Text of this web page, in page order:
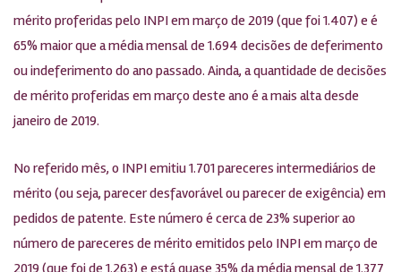
mérito proferidas pelo INPI em março de 2019 (que foi 1.407) e é
65% maior que a média mensal de 1.694 decisões de deferimento
ou indeferimento do ano passado. Ainda, a quantidade de decisões
de mérito proferidas em março deste ano é a mais alta desde
janeiro de 2019.
No referido mês, o INPI emitiu 1.701 pareceres intermediários de
mérito (ou seja, parecer desfavorável ou parecer de exigência) em
pedidos de patente. Este número é cerca de 23% superior ao
número de pareceres de mérito emitidos pelo INPI em março de
2019 (que foi de 1.263) e está quase 35% da média mensal de 1.377